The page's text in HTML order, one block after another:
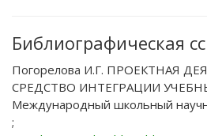
Библиографическая
Погорелова И.Г. ПРОЕКТНАЯ
СРЕДСТВО ИНТЕГРАЦИИ
Международный школьный
;